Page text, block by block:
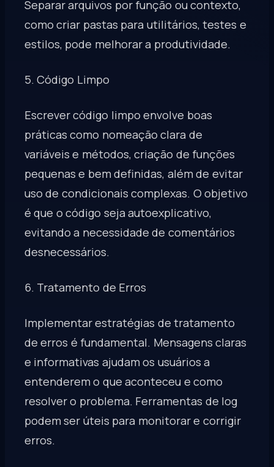
Separar arquivos por função ou contexto,
como criar pastas para utilitários, testes e
estilos, pode melhorar a produtividade.
5. Código Limpo
Escrever código limpo envolve boas
práticas como nomeação clara de
variáveis e métodos, criação de funções
pequenas e bem definidas, além de evitar
uso de condicionais complexas. O objetivo
é que o código seja autoexplicativo,
evitando a necessidade de comentários
desnecessários.
6. Tratamento de Erros
Implementar estratégias de tratamento
de erros é fundamental. Mensagens claras
e informativas ajudam os usuários a
entenderem o que aconteceu e como
resolver o problema. Ferramentas de log
podem ser úteis para monitorar e corrigir
erros.